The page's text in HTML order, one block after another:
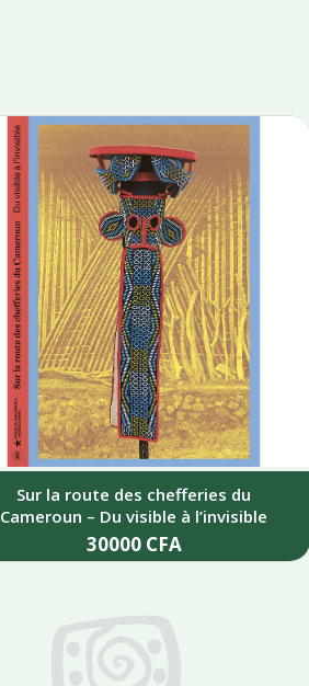
Sur la route des chefferies du
Cameroun – Du visible à l’invisible
30000 CFA